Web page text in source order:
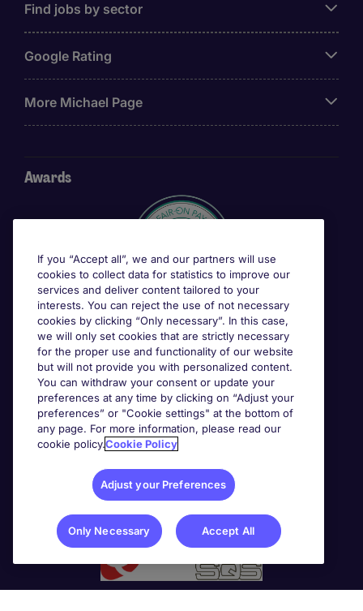
Find jobs by sector
Google Rating
More Michael Page
Awards
If you “Accept all”, we and our partners will use
cookies to collect data for statistics to improve our
services and deliver content tailored to your
interests. You can reject the use of not necessary
cookies by clicking “Only necessary”. In this case,
we will only set cookies that are strictly necessary
for the proper use and functionality of our website
but will not provide you with personalized content.
You can withdraw your consent or update your
preferences at any time by clicking on “Adjust your
preferences” or "Cookie settings" at the bottom of
any page. For more information, please read our
cookie policy.Cookie Policy
Adjust your Preferences
Only Necessary Accept All